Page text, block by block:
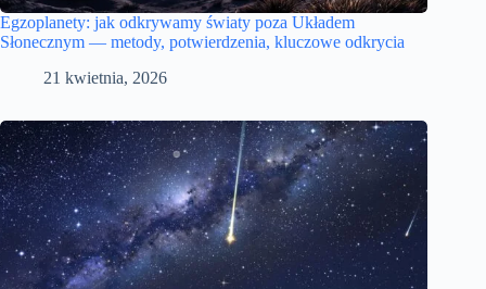
Egzoplanety: jak odkrywamy światy poza Układem
Słonecznym — metody, potwierdzenia, kluczowe odkrycia
21 kwietnia, 2026